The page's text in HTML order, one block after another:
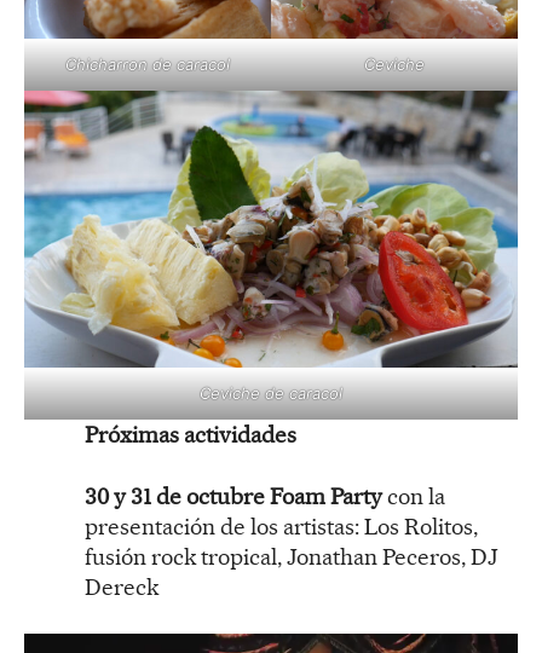
Chicharron de caracol Ceviche
Ceviche de caracol
Próximas actividades
30 y 31 de octubre Foam Partycon la
presentación de los artistas: Los Rolitos,
fusión rock tropical, Jonathan Peceros, DJ
Dereck